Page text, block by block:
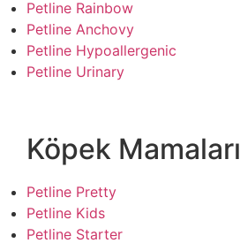
Petline Rainbow
Petline Anchovy
Petline Hypoallergenic
Petline Urinary
Köpek Mamaları
Petline Pretty
Petline Kids
Petline Starter